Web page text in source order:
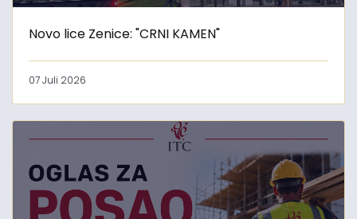
Novo lice Zenice: "CRNI KAMEN"
07 Juli 2026